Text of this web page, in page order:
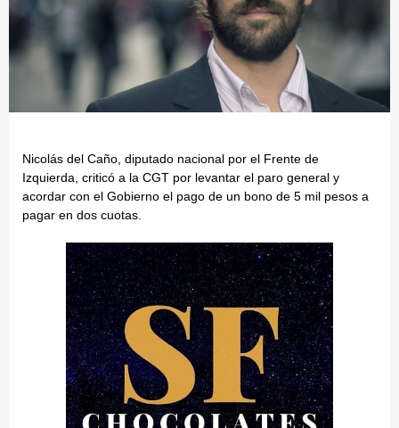
Nicolás del Caño, diputado nacional por el Frente de
Izquierda, criticó a la CGT por levantar el paro general y
acordar con el Gobierno el pago de un bono de 5 mil pesos a
pagar en dos cuotas.